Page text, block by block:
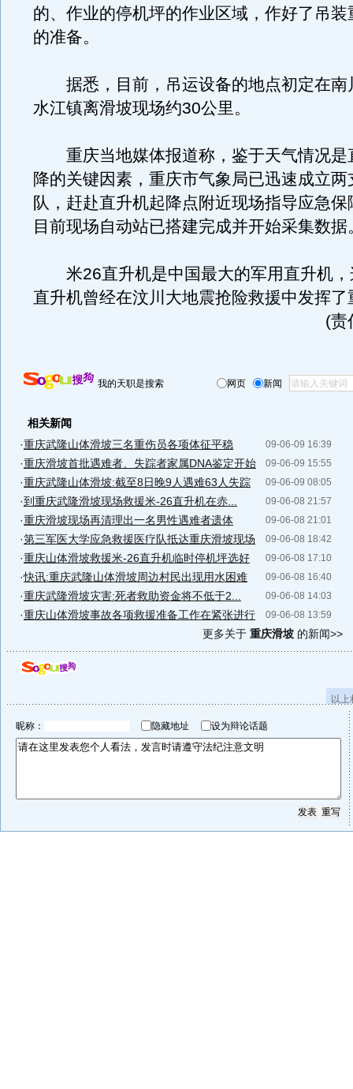
的、作业的停机坪的作业区域，作好了吊装
的准备。
据悉，目前，吊运设备的地点初定在南
水江镇离滑坡现场约30公里。
重庆当地媒体报道称，鉴于天气情况是
降的关键因素，重庆市气象局已迅速成立两
队，赶赴直升机起降点附近现场指导应急
目前现场自动站已搭建完成并开始采集数据
米26直升机是中国最大的军用直升机，
直升机曾经在汶川大地震抢险救援中发挥了
(责
我的天职是搜索 网页 新闻
相关新闻
09-06-09 16:39
·重庆武隆山体滑坡三名重伤员各项体征平稳
09-06-09 15:55
·重庆滑坡首批遇难者、失踪者家属DNA鉴定开始
09-06-09 08:05
·重庆武隆山体滑坡:截至8日晚9人遇难63人失踪
09-06-08 21:57
·到重庆武隆滑坡现场救援米-26直升机在赤...
09-06-08 21:01
·重庆滑坡现场再清理出一名男性遇难者遗体
09-06-08 18:42
·第三军医大学应急救援医疗队抵达重庆滑坡现场
09-06-08 17:10
·重庆山体滑坡救援米-26直升机临时停机坪选好
09-06-08 16:40
·快讯:重庆武隆山体滑坡周边村民出现用水困难
09-06-08 14:03
·重庆武隆滑坡灾害:死者救助资金将不低于2...
09-06-08 13:59
·重庆山体滑坡事故各项救援准备工作在紧张进行
更多关于 重庆滑坡 的新闻>>
以
昵称： 隐藏地址 设为辩论话题